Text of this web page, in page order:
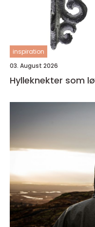
inspiration
03. August 2026
Hylleknekter som